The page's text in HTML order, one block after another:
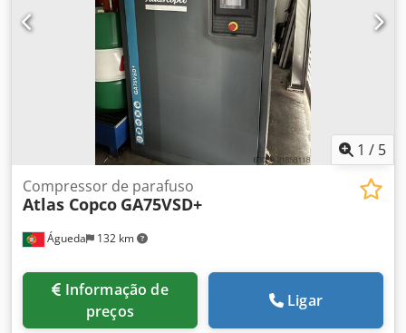
1 / 5
Águeda 132 km
Compressor de parafuso
Atlas Copco GA75VSD+
preços
Ligar